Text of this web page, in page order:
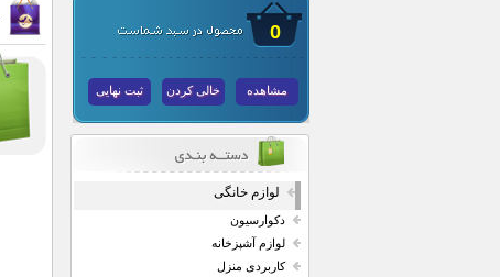
0
مشاهده خالی کردن ثبت نهایی
لوازم خانگی
دکوارسیون
لوازم آشپزخانه
کاربردی منزل